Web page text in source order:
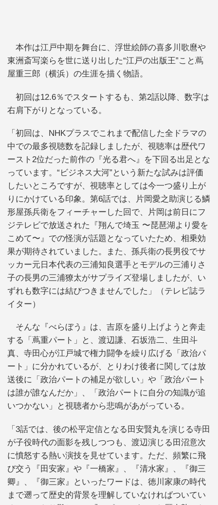
本作は江戸中期を舞台に、浮世絵師の喜多川歌麿や
東洲斎写楽らを世に送り出した“江戸の出版王”こと蔦
屋重三郎（横浜）の生涯を描く物語。
初回は12.6％でスタートするも、第2話以降、数字は
右肩下がりとなっている。
「初回は、NHKプラスでこれまで配信した全ドラマの
中での最多視聴数を記録しましたが、視聴率は歴代ワ
ースト2位だった前作の『光る君へ』を下回る出足とな
っています。“ビジネス大河”という新たな試みは評価
したいところですが、視聴率としては今一つ盛り上が
りにかけている印象。第6話では、片岡愛之助演じる鱗
形屋孫兵衛をフィーチャーした回で、片岡は前日にフ
ジテレビで放送された『翔んで埼玉 〜琵琶湖より愛を
こめて〜』での怪演が話題となっていたため、相乗効
果が期待されていました。また、孫兵衛の長男役でサ
ッカー元日本代表の三浦知良選手とモデルの三浦りさ
子の長男の三浦獠太がサプライズ登場しましたが、い
ずれも数字には結びつきませんでした」（テレビ誌ラ
イター）
そんな『べらぼう』は、吉原を盛り上げようと奔走
する「蔦重パート」と、渡辺謙、石坂浩二、生田斗
真、寺田心が江戸城で権力闘争を繰り広げる「政治パ
ート」に分かれているが、とりわけ後者に関しては放
送後に「政治パートの補足が欲しい」や「政治パート
は誰が誰なんだか」、「政治パートに自分の知識が追
いつかない」と視聴者から悲鳴があがっている。
「3話では、後の松平定信となる田安賢丸を演じる寺田
が子役時代の面影を残しつつも、渡辺演じる田沼意次
に憤怒する熱い演技を見せています。ただ、頻繁に飛
び交う『田安家』や『一橋家』、『清水家』、『御三
卿』、『御三家』といったワードは、徳川家康の時代
まで遡って歴史的背景を理解していなければついてい